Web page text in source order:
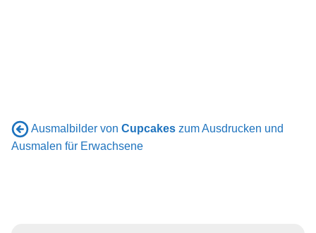
Ausmalbilder von Cupcakes zum Ausdrucken und
Ausmalen für Erwachsene